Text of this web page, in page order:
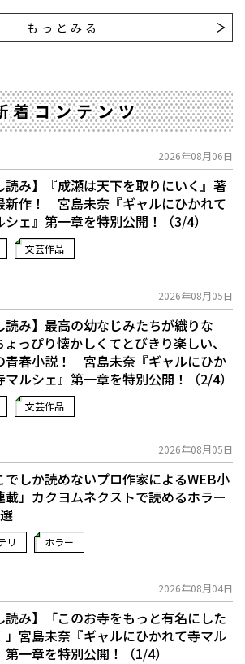
もっとみる
着コンテンツ
2026年08月06日
読み】『成瀬は天下を取りにいく』著
新作！ 宮島未奈『ギャルにひかれて
シェ』第一章を特別公開！（3/4）
文芸作品
2026年08月05日
読み】最高の幼なじみたちが織りな
ょっぴり懐かしくてとびきり楽しい、
青春小説！ 宮島未奈『ギャルにひか
マルシェ』第一章を特別公開！（2/4）
文芸作品
2026年08月05日
でしか読めないプロ作家によるWEB小
載」――カクヨムネクストで読めるホラー
リ ホラー
2026年08月04日
読み】「このお寺をもっと有名にした
」宮島未奈『ギャルにひかれて寺マル
第一章を特別公開！（1/4）